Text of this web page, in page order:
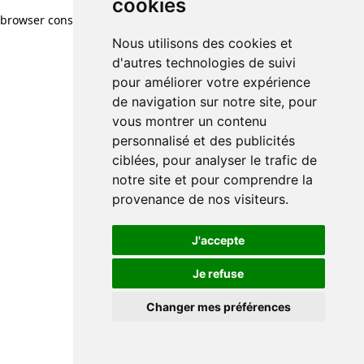
cookies
Nous utilisons des cookies et
d'autres technologies de suivi
pour améliorer votre expérience
de navigation sur notre site, pour
vous montrer un contenu
personnalisé et des publicités
ciblées, pour analyser le trafic de
notre site et pour comprendre la
provenance de nos visiteurs.
J'accepte
Je refuse
Changer mes préférences
browser console for more information)